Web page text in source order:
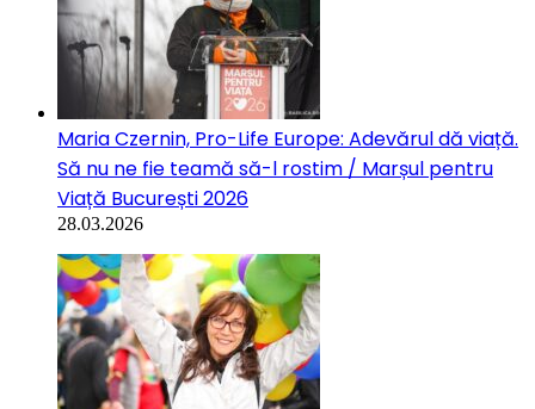
Maria Czernin, Pro-Life Europe: Adevărul dă viață.
Să nu ne fie teamă să-l rostim / Marșul pentru
Viață București 2026
28.03.2026